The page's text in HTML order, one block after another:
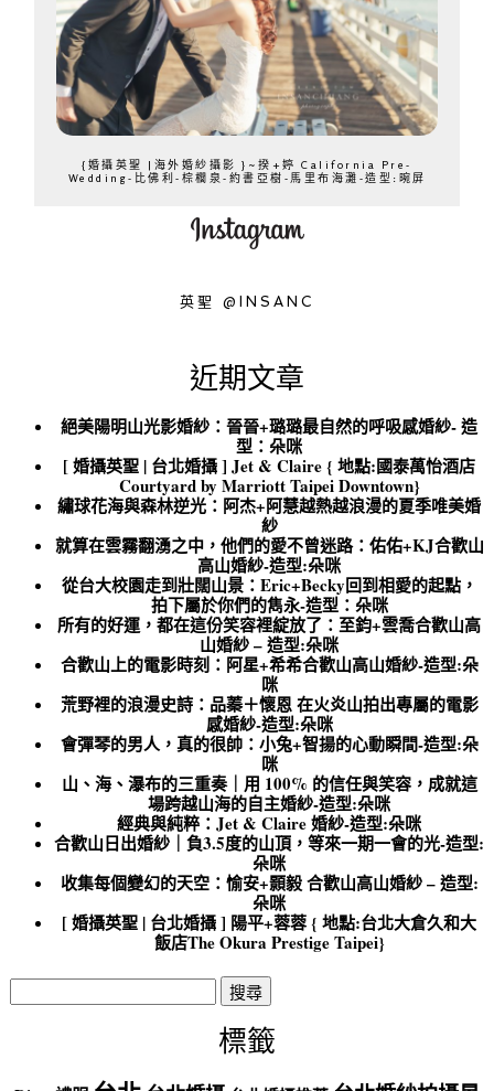
{婚攝英聖 |海外婚紗攝影 }~揆+婷 California Pre-
Wedding-比佛利-棕櫚泉-約書亞樹-馬里布海灘-造型:晼屏
英聖 @INSANC
近期文章
絕美陽明山光影婚紗：晉晉+璐璐最自然的呼吸感婚紗- 造
型：朵咪
[ 婚攝英聖 | 台北婚攝 ] Jet & Claire { 地點:國泰萬怡酒店
Courtyard by Marriott Taipei Downtown}
繡球花海與森林逆光：阿杰+阿慧越熱越浪漫的夏季唯美婚
紗
就算在雲霧翻湧之中，他們的愛不曾迷路：佑佑+KJ合歡山
高山婚紗-造型:朵咪
從台大校園走到壯闊山景：Eric+Becky回到相愛的起點，
拍下屬於你們的雋永-造型：朵咪
所有的好運，都在這份笑容裡綻放了：至鈞+雲喬合歡山高
山婚紗 – 造型:朵咪
合歡山上的電影時刻：阿星+希希合歡山高山婚紗-造型:朵
咪
荒野裡的浪漫史詩：品蓁＋懷恩 在火炎山拍出專屬的電影
感婚紗-造型:朵咪
會彈琴的男人，真的很帥：小兔+智揚的心動瞬間-造型:朵
咪
山、海、瀑布的三重奏｜用 100% 的信任與笑容，成就這
場跨越山海的自主婚紗-造型:朵咪
經典與純粹：Jet & Claire 婚紗-造型:朵咪
合歡山日出婚紗｜負3.5度的山頂，等來一期一會的光-造型:
朵咪
收集每個變幻的天空：愉安+顥毅 合歡山高山婚紗 – 造型:
朵咪
[ 婚攝英聖 | 台北婚攝 ] 陽平+蓉蓉 { 地點:台北大倉久和大
飯店The Okura Prestige Taipei}
搜
尋
標籤